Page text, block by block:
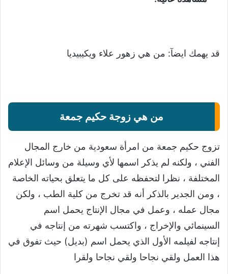
قد يهمك ايضآ: من هي زهور علاء ويكيبيديا
من هي زوجة حكيم جمعة
تزوج حكيم جمعة من امرأة سعودية من خارج المجال
الفني ، ولكنه لم يذكر اسمها لأي وسيلة من وسائل الإعلام
المختلفة ، نظرا لتحفظه على كل ما يتعلق بحياته الخاصة
، ومن الجدير بالذكر أنه قد تخرج من كلية الطب ، ولكن
مجال عمله ، وعمل في مجال الإنتاج يحمل اسم
السينمائي والإخراج ، واكتسب شهرته من إنتاجه في
إنتاجه لفيلمه الأول الذي يحمل اسم (بديل) حيث تفوق في
هذا العمل ولقي نجاحا ولقي نجاحا ولقرا